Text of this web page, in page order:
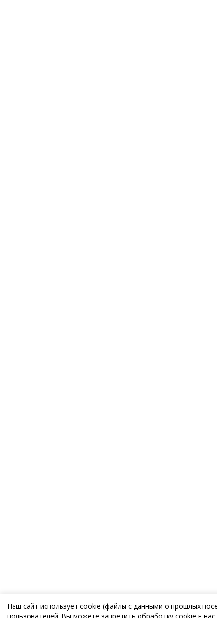
Наш сайт использует cookie (файлы с данными о прошлых
пользователей. Вы можете запретить обработку cookie в